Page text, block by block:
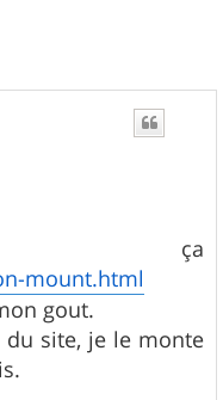
ça
mount.html
gout.
site, je le monte